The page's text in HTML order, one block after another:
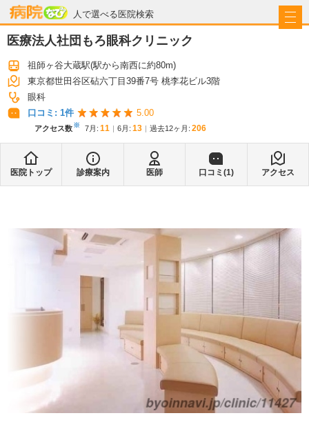
人で選べる医院検索
病院なび
医療法人社団もろ眼科クリニック
祖師ヶ谷大蔵駅(駅から南西に約80m)
東京都世田谷区砧六丁目39番7号 桃李花ビル3階
眼科
口コミ: 1件 5.00
アクセス数※ 7月 : 11 6月 : 13 過去12ヶ月: 206
医院トップ 診療案内 医師 口コミ(1) アクセス